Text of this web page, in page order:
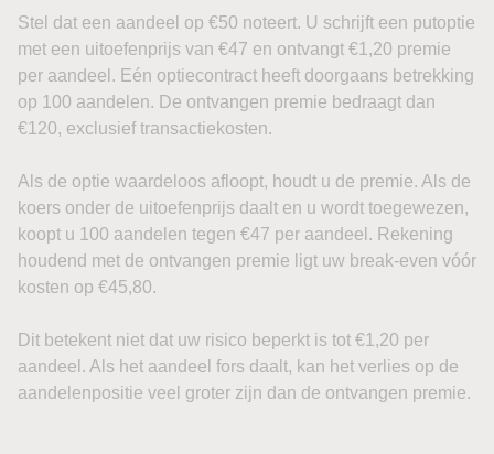
Stel dat een aandeel op €50 noteert. U schrijft een putoptie
met een uitoefenprijs van €47 en ontvangt €1,20 premie
per aandeel. Eén optiecontract heeft doorgaans betrekking
op 100 aandelen. De ontvangen premie bedraagt dan
€120, exclusief transactiekosten.
Als de optie waardeloos afloopt, houdt u de premie. Als de
koers onder de uitoefenprijs daalt en u wordt toegewezen,
koopt u 100 aandelen tegen €47 per aandeel. Rekening
houdend met de ontvangen premie ligt uw break-even vóór
kosten op €45,80.
Dit betekent niet dat uw risico beperkt is tot €1,20 per
aandeel. Als het aandeel fors daalt, kan het verlies op de
aandelenpositie veel groter zijn dan de ontvangen premie.